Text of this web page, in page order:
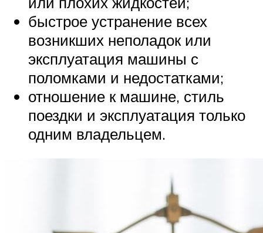
быстрое устранение всех
возникших неполадок или
эксплуатация машины с
поломками и недостатками;
отношение к машине, стиль
поездки и эксплуатация только
одним владельцем.